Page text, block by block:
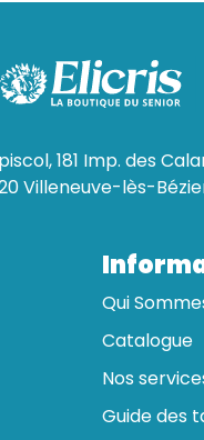
181 Imp. des
Villeneuve-lès-
Qui
Catalogue
Nos
Guide des